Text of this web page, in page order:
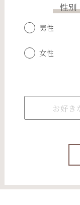
性別
男性
女性